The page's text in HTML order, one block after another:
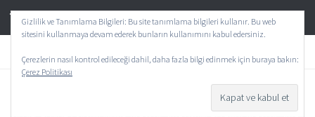
Skip to content
TeknoAktif
Kotlin Programlama Dili : Nedir ?
Gizlilik ve Tanımlama Bilgileri: Bu site tanımlama bilgileri kullanır. Bu web
sitesini kullanmaya devam ederek bunların kullanımını kabul edersiniz.
Çerezlerin nasıl kontrol edileceği dahil, daha fazla bilgi edinmek için buraya bakın:
Çerez Politikası